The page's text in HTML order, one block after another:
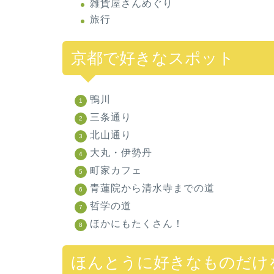
雑貨屋さんめぐり
旅行
京都で好きなスポット
鴨川
三条通り
北山通り
大丸・伊勢丹
町家カフェ
青蓮院から清水寺までの道
哲学の道
ほかにもたくさん！
ほんとうに好きなものだけ